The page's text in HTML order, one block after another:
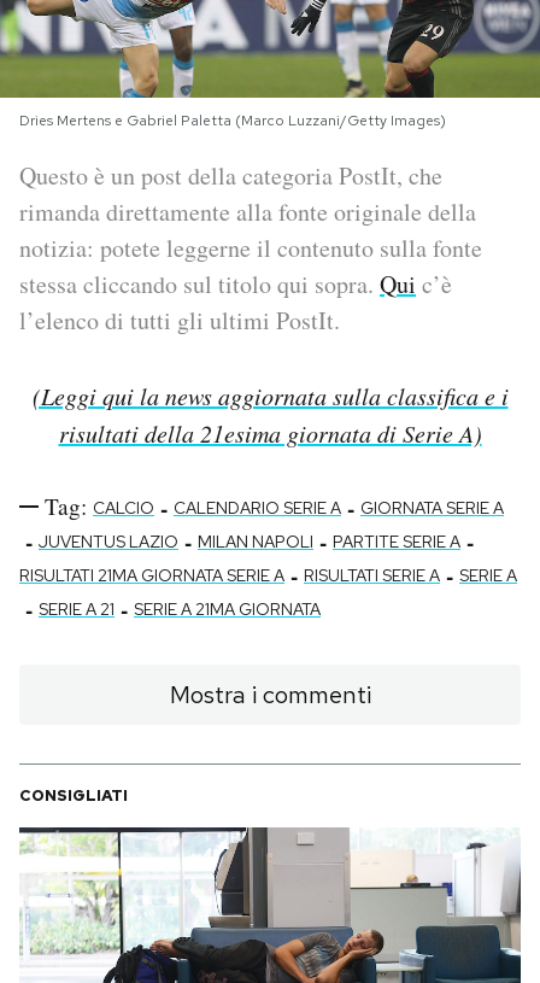
PODCAST
NEWSLETTER
I MIEI PREFERITI
SHOP
AREA PERSONALE
Regala il Post
Hai bisogno di aiuto?
Dries Mertens e Gabriel Paletta (Marco Luzzani/Getty Images)
Questo è un post della categoria PostIt, che
rimanda direttamente alla fonte originale della
notizia: potete leggerne il contenuto sulla fonte
stessa cliccando sul titolo qui sopra. Qui c’è
l’elenco di tutti gli ultimi PostIt.
(Leggi qui la news aggiornata sulla classifica e i
risultati della 21esima giornata di Serie A)
Tag: CALCIO - CALENDARIO SERIE A - GIORNATA SERIE A
- JUVENTUS LAZIO - MILAN NAPOLI - PARTITE SERIE A -
RISULTATI 21MA GIORNATA SERIE A - RISULTATI SERIE A - SERIE A
- SERIE A 21 - SERIE A 21MA GIORNATA
Mostra i commenti
CONSIGLIATI